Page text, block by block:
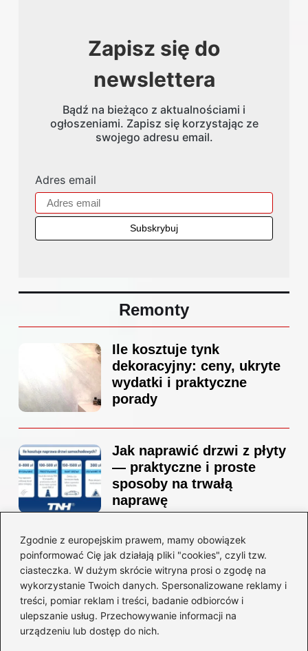
Zgodnie z europejskim prawem, mamy obowiązek
poinformować Cię jak działają pliki "cookies", czyli tzw.
ciasteczka. W dużym skrócie witryna prosi o zgodę na
wykorzystanie Twoich danych. Spersonalizowane reklamy i
treści, pomiar reklam i treści, badanie odbiorców i
ulepszanie usług. Przechowywanie informacji na
urządzeniu lub dostęp do nich.
Zapisz się do
newslettera
Bądź na bieżąco z aktualnościami i
ogłoszeniami. Zapisz się korzystając ze
swojego adresu email.
Adres email
Remonty
Ile kosztuje tynk
dekoracyjny: ceny, ukryte
wydatki i praktyczne
porady
Jak naprawić drzwi z płyty
— praktyczne i proste
sposoby na trwałą
naprawę
Ile kosztuje projekt
łazienki u architekta —
ceny, które naprawdę
zaskoczą